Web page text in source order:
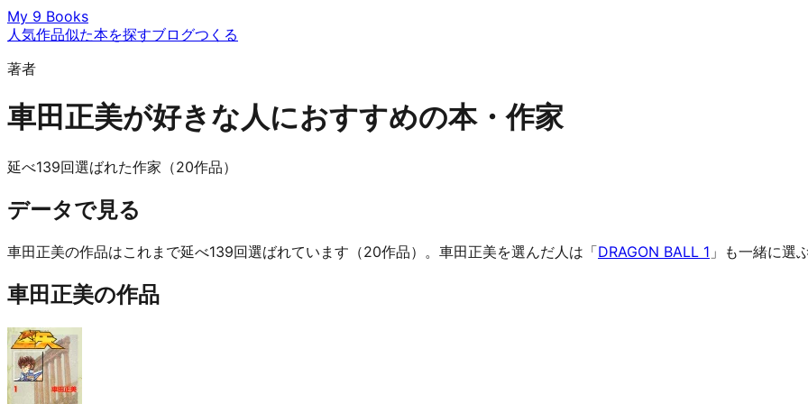
My 9 Books
人気作品似た本を探すブログつくる
著者
車田正美が好きな人におすすめの本・作家
延べ139回選ばれた作家（20作品）
データで見る
車田正美の作品はこれまで延べ139回選ばれています（20作品）。車田正美を選んだ人は「DRAGON BALL 1 」も一緒に選
車田正美の作品